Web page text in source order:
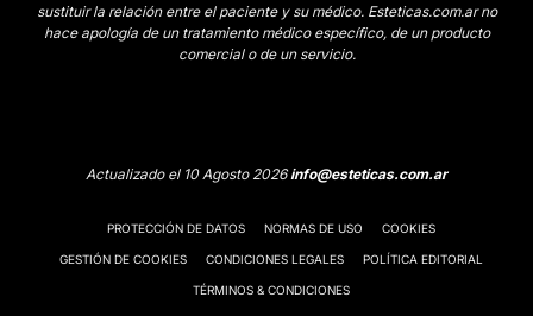
sustituir la relación entre el paciente y su médico. Esteticas.com.ar no
hace apología de un tratamiento médico específico, de un producto
comercial o de un servicio.
Actualizado el 10 Agosto 2026info@esteticas.com.ar
PROTECCIÓN DE DATOS NORMAS DE USO COOKIES
GESTIÓN DE COOKIES CONDICIONES LEGALES POLÍTICA EDITORIAL
TÉRMINOS & CONDICIONES